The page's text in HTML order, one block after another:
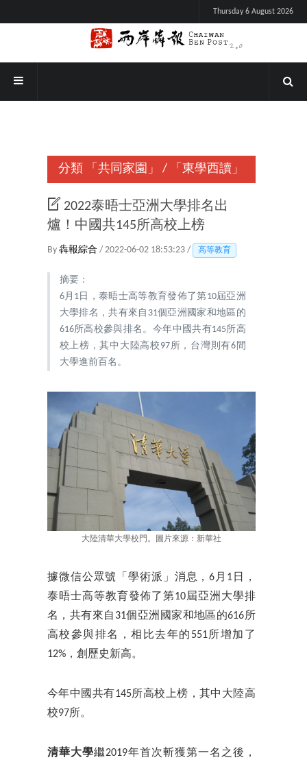
Thursday 6 August 2026
分類 「共同家園」 / 「東學西讀」
2022泰晤士亞洲大學排名出
爐！中國共145所高校上榜
By 犇報綜合 / 2022-06-02 18:53:23 / 高等教育
摘要：
6月1日，泰晤士高等教育發佈了第10屆亞洲
大學排名，共有來自31個亞洲國家和地區的
616所高校參與排名。今年中國共有145所高
校上榜，其中大陸高校97所，台灣則有6間
大學進前百名。
大陸清華大學校門。圖片來源：新華社
據微信公眾號「學術派」消息，6月1日，
泰晤士高等教育發佈了第10屆亞洲大學排
名，共有來自31個亞洲國家和地區的616所
高校參與排名，相比去年的551所增加了
12%，創歷史新高。
今年中國共有145所高校上榜，其中大陸高
校97所。
清華大學繼2019年首次斬獲第一名之後，